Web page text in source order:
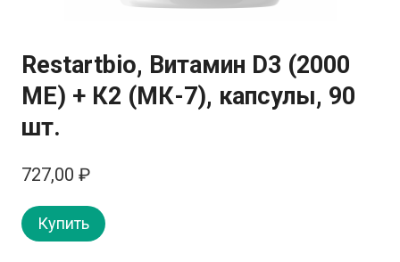
Restartbio, Витамин D3 (2000
МЕ) + К2 (МК-7), капсулы, 90
шт.
727,00 ₽
Купить